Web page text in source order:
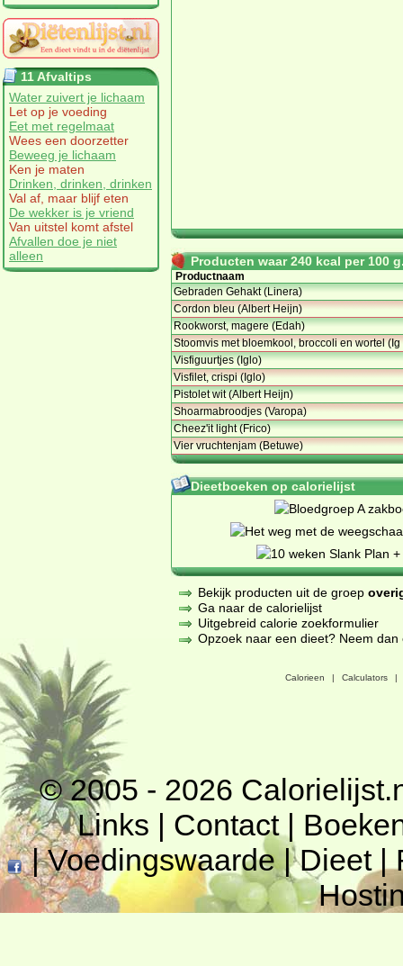
11 Afvaltips
Water zuivert je lichaam
Let op je voeding
Eet met regelmaat
Wees een doorzetter
Beweeg je lichaam
Ken je maten
Drinken, drinken, drinken
Val af, maar blijf eten
De wekker is je vriend
Van uitstel komt afstel
Afvallen doe je niet
alleen
Producten waar 240 kcal per 100
Productnaam
Gebraden Gehakt (Linera)
Cordon bleu (Albert Heijn)
Rookworst, magere (Edah)
Stoomvis met bloemkool, broccoli en wortel (Ig
Visfiguurtjes (Iglo)
Visfilet, crispi (Iglo)
Pistolet wit (Albert Heijn)
Shoarmabroodjes (Varopa)
Cheez'it light (Frico)
Vier vruchtenjam (Betuwe)
Dieetboeken op calorielijst
Bekijk producten uit de groep
Ga naar de calorielijst
Uitgebreid calorie zoekformulier
Opzoek naar een dieet? Neem
Calorieen | Calculators |
© 2005 - 2026
Links | Contact|
|Voedingswaarde|Dieet|